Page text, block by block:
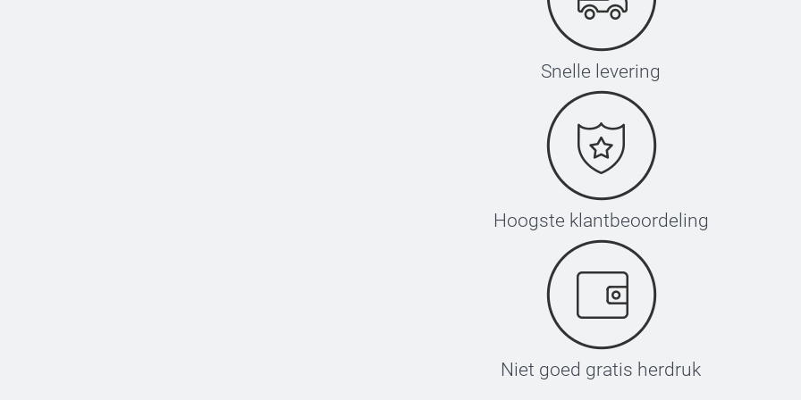
Snelle levering
Hoogste klantbeoordeling
Niet goed gratis herdruk